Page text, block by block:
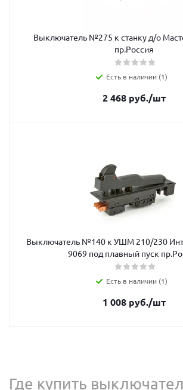
Выключатель №275 к станку д/о
пр.Россия
Есть в наличии (1)
2 468 руб./шт
Выключатель №140 к УШМ 210/230
9069 под плавный пуск
Есть в наличии (1)
1 008 руб./шт
Где купить